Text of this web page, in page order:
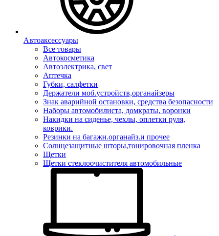
Автоаксессуары
Все товары
Автокосметика
Автоэлектрика, свет
Аптечка
Губки, салфетки
Держатели моб.устройств,органайзеры
Знак аварийной остановки, средства безопасности
Наборы автомобилиста, домкраты, воронки
Накидки на сиденье, чехлы, оплетки руля,
коврики.
Резинки на багажн.органайз.и прочее
Солнцезащитные шторы,тонировочная пленка
Щетки
Щетки стеклоочистителя автомобильные